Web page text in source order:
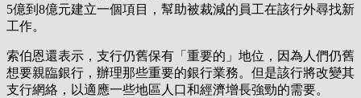
5億到8億元建立一個項目，幫助被裁減的員工在該行外尋找新
工作。
索伯恩還表示，支行仍舊保有「重要的」地位，因為人們仍舊
想要親臨銀行，辦理那些重要的銀行業務。但是該行將改變其
支行網絡，以適應一些地區人口和經濟增長強勁的需要。